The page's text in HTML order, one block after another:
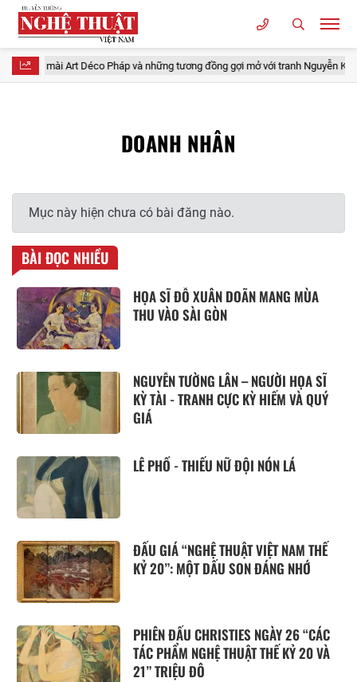
sơn mài Art Déco Pháp và những tương đồng gợi mở với tranh Nguyễn
DOANH NHÂN
Mục này hiện chưa có bài đăng nào.
BÀI ĐỌC NHIỀU
HỌA SĨ ĐỖ XUÂN DOÃN MANG MÙA
THU VÀO SÀI GÒN
NGUYỄN TƯỜNG LÂN – NGƯỜI HỌA SĨ
KỲ TÀI - TRANH CỰC KỲ HIẾM VÀ QUÝ
GIÁ
LÊ PHỔ - THIẾU NỮ ĐỘI NÓN LÁ
ĐẤU GIÁ “NGHỆ THUẬT VIỆT NAM THẾ
KỶ 20”: MỘT DẤU SON ĐÁNG NHỚ
PHIÊN ĐẤU CHRISTIES NGÀY 26 “CÁC
TÁC PHẨM NGHỆ THUẬT THẾ KỶ 20 VÀ
21” TRIỆU ĐÔ